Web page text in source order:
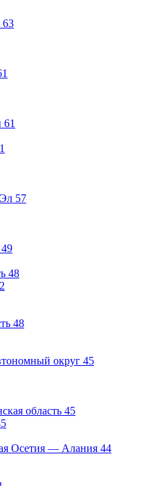
63
61
57
49
48
48
округ 45
область 45
Осетия — Алания 44